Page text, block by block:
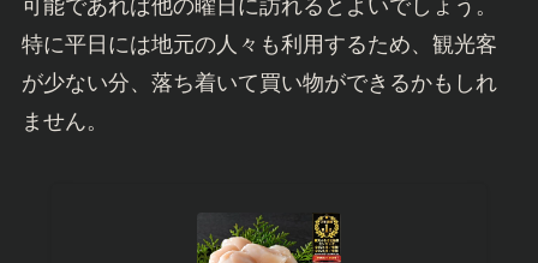
可能であれば他の曜日に訪れるとよいでしょう。
特に平日には地元の人々も利用するため、観光客
が少ない分、落ち着いて買い物ができるかもしれ
ません。